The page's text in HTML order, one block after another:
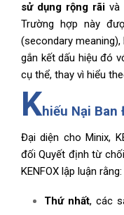
sử dụng rộng rãi và
Trường hợp này
(secondary
gắn kết dấu hiệu đó
cụ thể, thay vì hiểu
Khiếu Nại Ban
Đại diện cho Minix,
đối Quyết định từ
KENFOX lập luận rằng:
Thứ nhất, các